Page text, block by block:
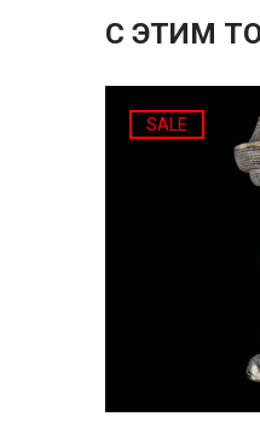
С ЭТИМ
SALE